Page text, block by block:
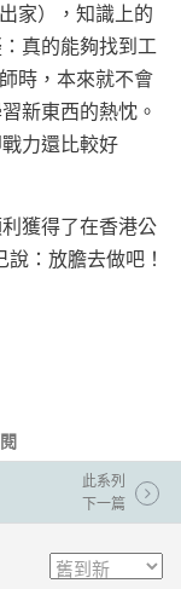
家），知識上的
真的能夠找到工
時，本來就不會
新東西的熱忱。
力還比較好
獲得了在香港公
：放膽去做吧！
此系列
下一篇